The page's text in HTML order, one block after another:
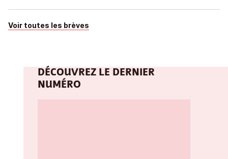
Voir toutes les brèves
DÉCOUVREZ LE DERNIER
NUMÉRO